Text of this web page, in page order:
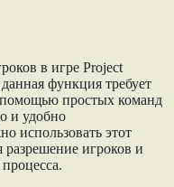
в игре Project
функция требует
помощью простых команд
и удобно
использовать этот
разрешение игроков и